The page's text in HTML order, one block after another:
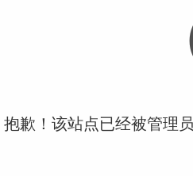
抱歉！该站点已经被管理